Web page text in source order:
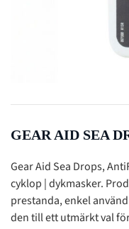
GEAR AID SEA
Gear Aid Sea Drops,
cyklop | dykmasker.
prestanda, enkel
den till ett utmärkt val